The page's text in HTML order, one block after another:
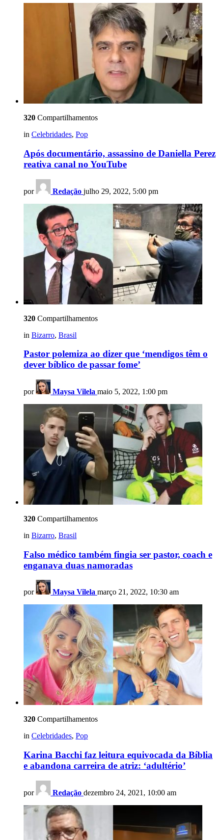
320 Compartilhamentos
in Celebridades, Pop
Após documentário, assassino de Daniella Perez
reativa canal no YouTube
por Redação julho 29, 2022, 5:00 pm
320 Compartilhamentos
in Bizarro, Brasil
Pastor polemiza ao dizer que ‘mendigos têm o
dever bíblico de passar fome’
por Maysa Vilela maio 5, 2022, 1:00 pm
320 Compartilhamentos
in Bizarro, Brasil
Falso médico também fingia ser pastor, coach e
enganava duas namoradas
por Maysa Vilela março 21, 2022, 10:30 am
320 Compartilhamentos
in Celebridades, Pop
Karina Bacchi faz leitura equivocada da Bíblia
e abandona carreira de atriz: ‘adultério’
por Redação dezembro 24, 2021, 10:00 am